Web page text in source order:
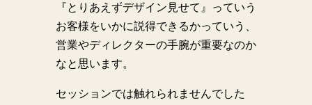
『とりあえずデザイン見せて』っていう
お客様をいかに説得できるかっていう、
営業やディレクターの手腕が重要なのか
なと思います。
セッションでは触れられませんでした